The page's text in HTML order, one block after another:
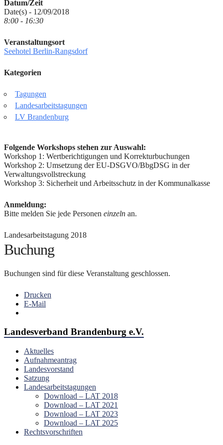
Datum/Zeit
Date(s) - 12/09/2018
8:00 - 16:30
Veranstaltungsort
Seehotel Berlin-Rangsdorf
Kategorien
Tagungen
Landesarbeitstagungen
LV Brandenburg
Folgende Workshops stehen zur Auswahl:
Workshop 1: Wertberichtigungen und Korrekturbuchungen
Workshop 2: Umsetzung der EU-DSGVO/BbgDSG in der
Verwaltungsvollstreckung
Workshop 3: Sicherheit und Arbeitsschutz in der Kommunalkasse
Anmeldung:
Bitte melden Sie jede Personen einzeln an.
Landesarbeitstagung 2018
Buchung
Buchungen sind für diese Veranstaltung geschlossen.
Drucken
E-Mail
Landesverband Brandenburg e.V.
Aktuelles
Aufnahmeantrag
Landesvorstand
Satzung
Landesarbeitstagungen
Download – LAT 2018
Download – LAT 2021
Download – LAT 2023
Download – LAT 2025
Rechtsvorschriften